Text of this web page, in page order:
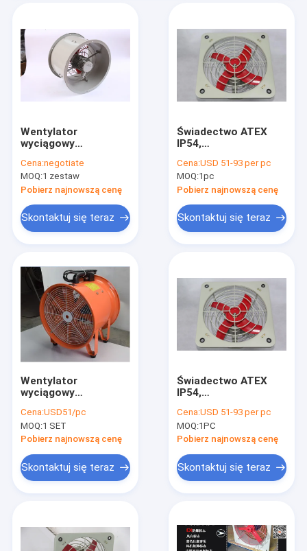
Produkty
Wentylator
wyciągowy
wydajności 10000
m³/h do wentylacji
zbiorników z kanałem
Cena:negotiate
MOQ:1 zestaw
Pobierz najnowszą cenę
Skontaktuj się teraz
Świadectwo ATEX
IP54,
wentylator
wydechowy, średnica
wentylatora 200-500
mm dla strefy 1.2 i IIA
IIB
Cena:USD 51-93 per pc
MOQ:1pc
Pobierz najnowszą cenę
Skontaktuj się teraz
Wentylator
wyciągowy
certyfikatem ATEX
dla klasy 1, dział 2, o
wysokim przepływie
iskrobezpieczny do
stref zagrożonych
Cena:USD51/pc
MOQ:1 SET
Pobierz najnowszą cenę
Skontaktuj się teraz
Świadectwo ATEX
IP54,
wentylator
wydechowy, średnica
wentylatora 200-500
IIB
Cena:USD 51-93 per pc
MOQ:1PC
Pobierz najnowszą cenę
Skontaktuj się teraz